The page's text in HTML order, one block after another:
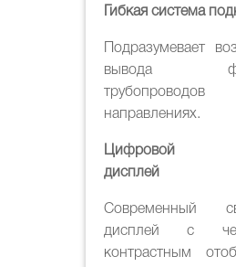
Гибкая система
Подразумевает
вывода
направлениях.
Цифровой
Современный
дисплей с
контрастным